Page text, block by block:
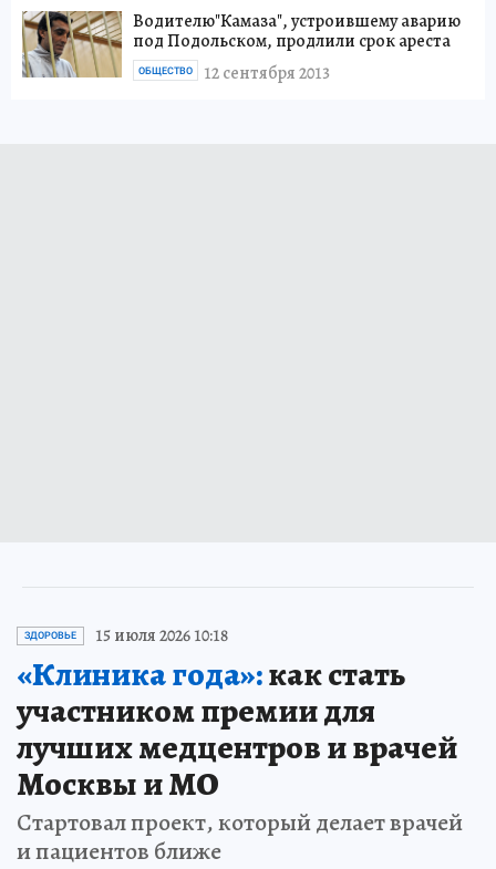
Водителю"Камаза", устроившему аварию
под Подольском, продлили срок ареста
12 сентября 2013
ОБЩЕСТВО
ЗДОРОВЬЕ 15 июля 2026 10:18
«Клиника года»:как стать
участником премии для
лучших медцентров и врачей
Москвы и МО
Стартовал проект, который делает врачей
и пациентов ближе